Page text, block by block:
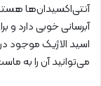
آنتی‌اکسیدان‌ها
آبرسانی خوبی دارد
اسید الاژیک موجود
می‌توانید آن را به